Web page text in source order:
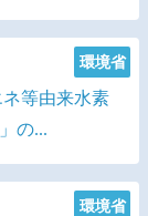
の...